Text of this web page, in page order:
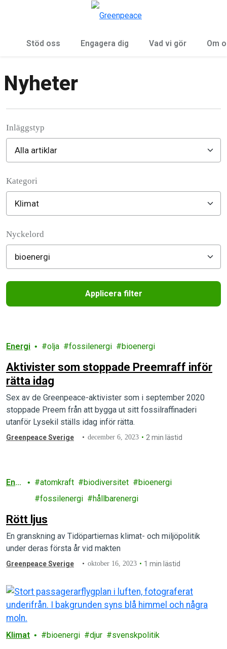
Stöd oss Engagera dig Vad vi gör Om
Nyheter
Inläggstyp
Kategori
Nyckelord
Applicera filter
Energi olja fossilenergi bioenergi
Aktivister som stoppade Preemraff inför
rätta idag
Sex av de Greenpeace-aktivister som i september 2020
stoppade Preem från att bygga ut sitt fossilraffinaderi
utanför Lysekil ställs idag inför rätta.
Greenpeace Sverige december 6, 2023 2 min lästid
Ener
atomkraft biodiversitet
bioenergi
fossilenergi
hållbarenergi
Rött ljus
En granskning av Tidöpartiernas klimat- och miljöpolitik
under deras första år vid makten
Greenpeace Sverige oktober 16, 2023 1 min lästid
Klimat bioenergi djur svenskpolitik